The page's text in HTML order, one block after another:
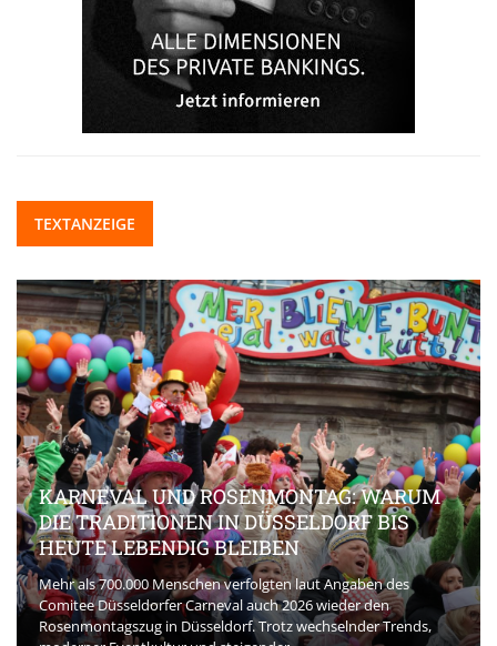
TEXTANZEIGE
KARNEVAL UND ROSENMONTAG: WARUM
DIE TRADITIONEN IN DÜSSELDORF BIS
HEUTE LEBENDIG BLEIBEN
Mehr als 700.000 Menschen verfolgten laut Angaben des
Comitee Düsseldorfer Carneval auch 2026 wieder den
Rosenmontagszug in Düsseldorf. Trotz wechselnder Trends,